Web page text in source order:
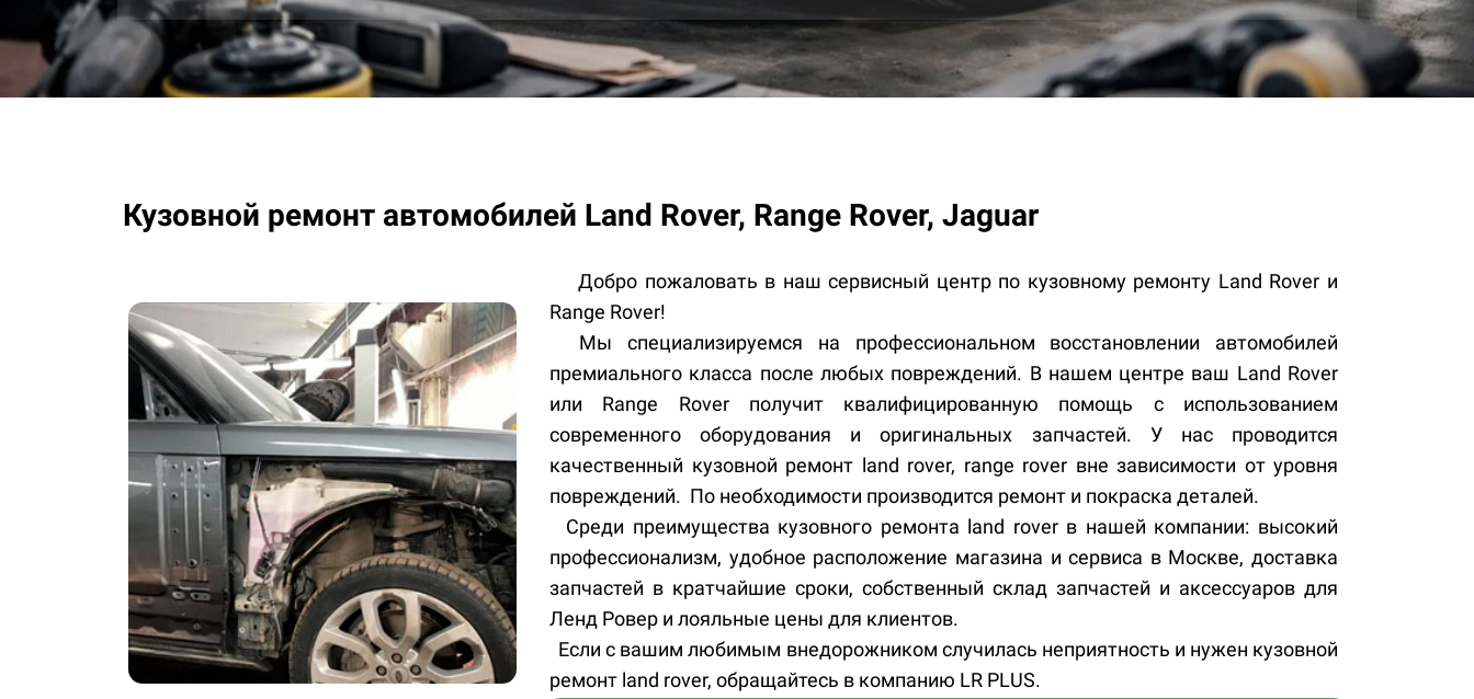
Кузовной ремонт автомобилей Land Rover, Range Rover, Jaguar
Добро пожаловать в наш сервисный центр по кузовному ремонту Land Rover и
Range Rover!
Мы специализируемся на профессиональном восстановлении автомобилей
премиального класса после любых повреждений. В нашем центре ваш Land Rover
или Range Rover получит квалифицированную помощь с использованием
современного оборудования и оригинальных запчастей. У нас проводится
качественный кузовной ремонт land rover, range rover вне зависимости от уровня
повреждений. По необходимости производится ремонт и покраска деталей.
Среди преимущества кузовного ремонта land rover в нашей компании: высокий
профессионализм, удобное расположение магазина и сервиса в Москве, доставка
запчастей в кратчайшие сроки, собственный склад запчастей и аксессуаров для
Ленд Ровер и лояльные цены для клиентов.
Если с вашим любимым внедорожником случилась неприятность и нужен кузовной
ремонт land rover, обращайтесь в компанию LR PLUS.